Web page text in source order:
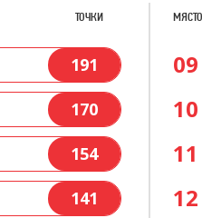
точки
191
170
154
141
място
09
10
11
12